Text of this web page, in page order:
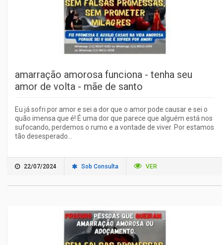
amarração amorosa funciona - tenha seu
amor de volta - mãe de santo
Eu já sofri por amor e sei a dor que o amor pode causar e sei o
quão imensa que é! É uma dor que parece que alguém está nos
sufocando, perdemos o rumo e a vontade de viver. Por estamos
tão desesperado...
22/07/2024 Sob Consulta VER